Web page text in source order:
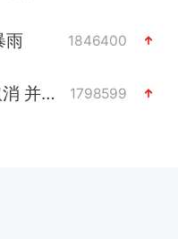
雨 1846400
国足U17与阿森纳决赛取消 并列冠军 1798599